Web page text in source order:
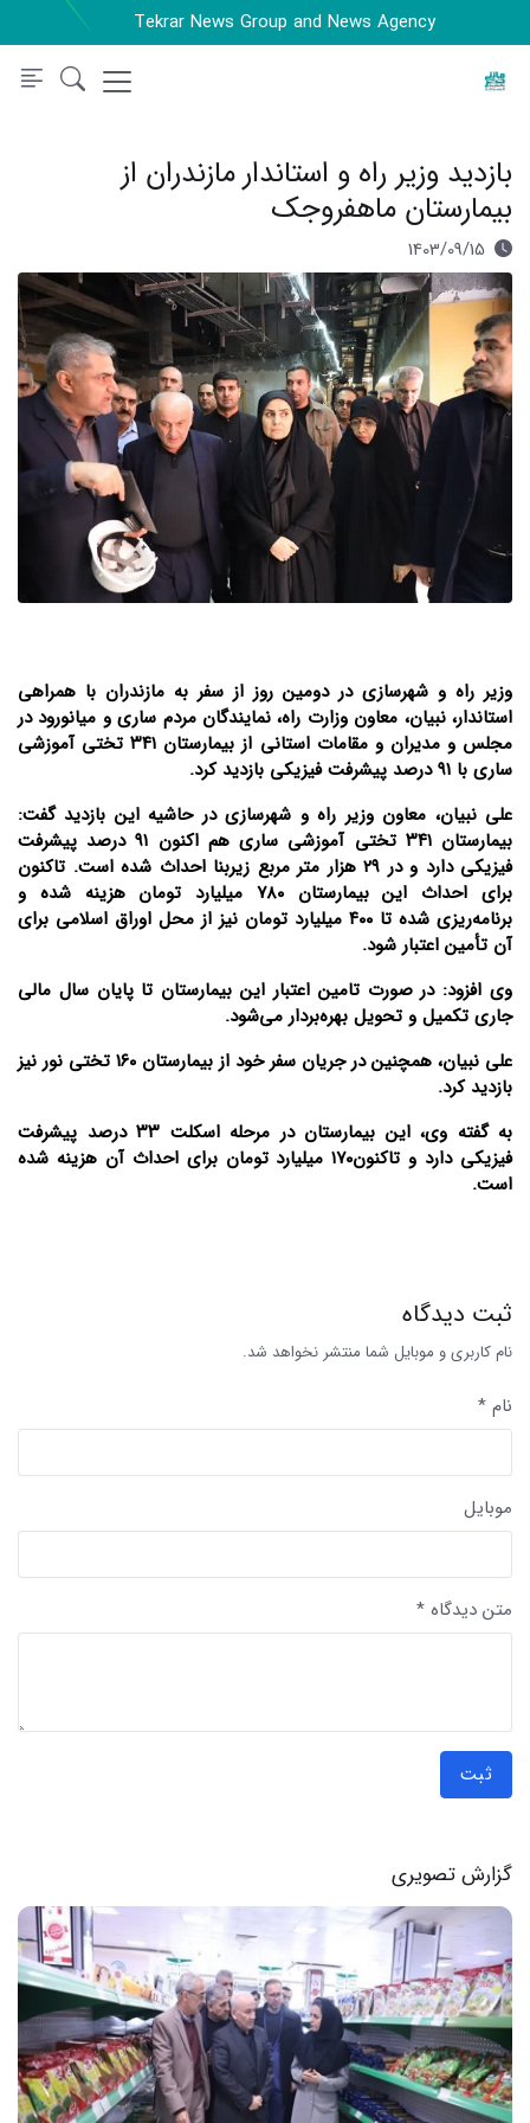
Tekrar News Group and News Agency
بازدید وزیر راه و استاندار مازندران از
بیمارستان ماهفروجک
1403/09/15
وزیر راه و شهرسازی در دومین روز از سفر به مازندران با همراهی
استاندار، نبیان، معاون وزارت راه، نمایندگان مردم ساری و میانورود در
مجلس و مدیران و مقامات استانی از بیمارستان ۳۴۱ تختی آموزشی
ساری با ۹۱ درصد پیشرفت فیزیکی بازدید کرد.
علی نبیان، معاون وزیر راه و شهرسازی در حاشیه این بازدید گفت:
بیمارستان ۳۴۱ تختی آموزشی ساری هم اکنون ۹۱ درصد پیشرفت
فیزیکی دارد و در ۲۹ هزار متر مربع زیربنا احداث شده است. تاکنون
برای احداث این بیمارستان ۷۸۰ میلیارد تومان هزینه شده و
برنامه‌ریزی شده تا ۴۰۰ میلیارد تومان نیز از محل اوراق اسلامی برای
آن تأمین اعتبار شود.
وی افزود: در صورت تامین اعتبار این بیمارستان تا پایان سال مالی
جاری تکمیل و تحویل بهره‌بردار می‌شود.
علی نبیان، همچنین در جریان سفر خود از بیمارستان ۱۶۰ تختی نور نیز
بازدید کرد.
به گفته وی، این بیمارستان در مرحله اسکلت ۳۳ درصد پیشرفت
فیزیکی دارد و تاکنون۱۷۰ میلیارد تومان برای احداث آن هزینه شده
است.
ثبت دیدگاه
نام کاربری و موبایل شما منتشر نخواهد شد.
نام *
موبایل
متن دیدگاه *
ثبت
گزارش تصویری